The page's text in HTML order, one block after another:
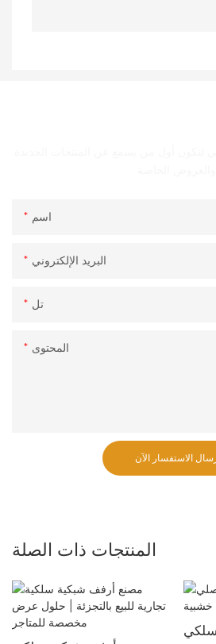
اسم
البريد الإلكتروني
تل
المحتوى
الاستفسار الآن
المنتجات ذات الصلة